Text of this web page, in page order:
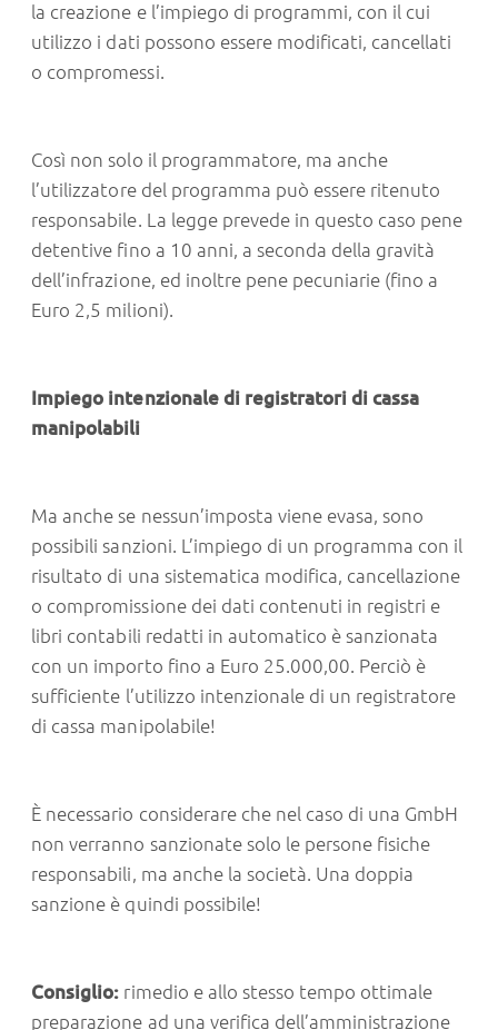
la creazione e l’impiego di programmi, con il cui
utilizzo i dati possono essere modificati, cancellati
o compromessi.
Così non solo il programmatore, ma anche
l’utilizzatore del programma può essere ritenuto
responsabile. La legge prevede in questo caso pene
detentive fino a 10 anni, a seconda della gravità
dell’infrazione, ed inoltre pene pecuniarie (fino a
Euro 2,5 milioni).
Impiego intenzionale di registratori di cassa
manipolabili
Ma anche se nessun’imposta viene evasa, sono
possibili sanzioni. L’impiego di un programma con il
risultato di una sistematica modifica, cancellazione
o compromissione dei dati contenuti in registri e
libri contabili redatti in automatico è sanzionata
con un importo fino a Euro 25.000,00. Perciò è
sufficiente l’utilizzo intenzionale di un registratore
di cassa manipolabile!
È necessario considerare che nel caso di una GmbH
non verranno sanzionate solo le persone fisiche
responsabili, ma anche la società. Una doppia
sanzione è quindi possibile!
Consiglio: rimedio e allo stesso tempo ottimale
preparazione ad una verifica dell’amministrazione